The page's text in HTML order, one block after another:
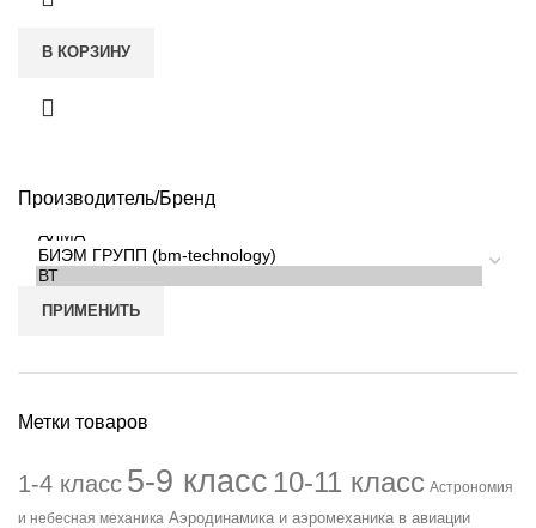
Производитель/Бренд
ПРИМЕНИТЬ
Метки товаров
1-4 класс 5-9 класс 10-11 класс Астрономия
и небесная механика Аэродинамика и аэромеханика в авиации
В КОРЗИНУ